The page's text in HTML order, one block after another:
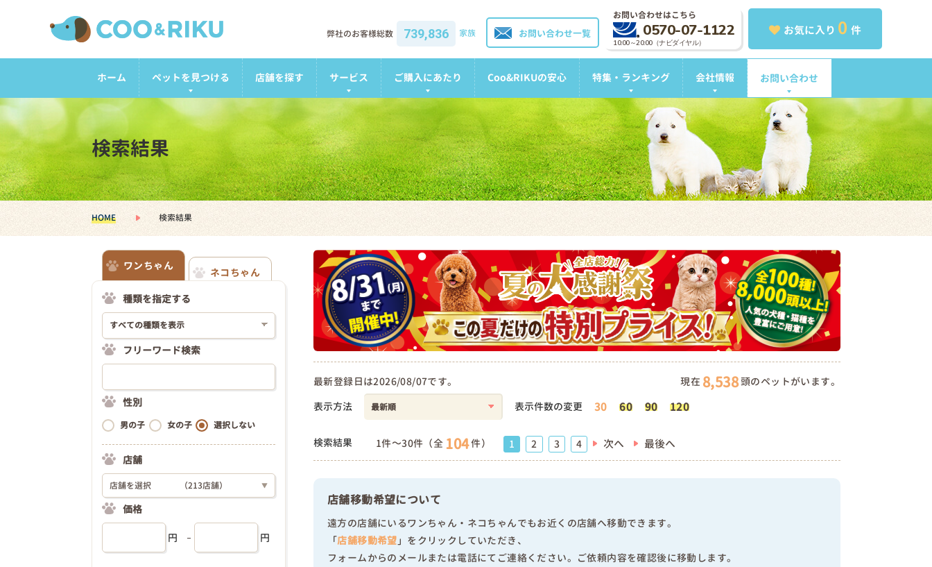
お気に入り 0 件
お問い合わせはこちら
0570-07-1122
10:00～20:00（ナビダイヤル）
お問い合わせ一覧
弊社のお客様総数 739,836 家族
ホーム ペットを見つける 店舗を探す サービス ご購入にあたり Coo&RIKUの安心 特集・ランキング 会社情報 お問い合わせ
検索結果
HOME 検索結果
現在 8,538頭のペットがいます。
最新登録日は2026/08/07です。
表示方法
表示件数の変更 30 60 90 120
検索結果 1件～30件（全 104件） 1 2 3 4 次へ 最後へ
店舗移動希望について
遠方の店舗にいるワンちゃん・ネコちゃんでもお近くの店舗へ移動できます。
「店舗移動希望 」をクリックしていただき、
フォームからのメールまたは電話にてご連絡ください。ご依頼内容を確認後に移動します。
ワンちゃん
ネコちゃん
種類を指定する
フリーワード検索
性別
男の子 女の子 選択しない
店舗
店舗を選択 （213店舗） ▼
価格
円 円